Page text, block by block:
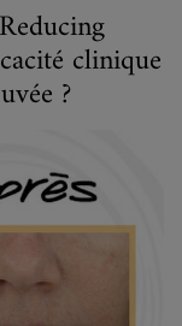
clinique
?